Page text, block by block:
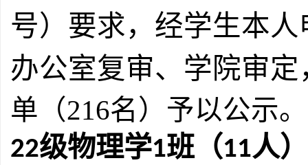
号） 要求，经学生本人
办公室复审、 学院审定
单（216名）予以公示。
22级物理学1班（11人）